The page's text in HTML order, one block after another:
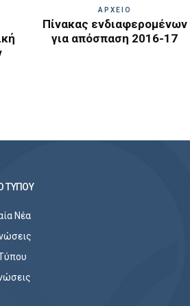
ΑΡΧΕΙΟ
Πίνακας ενδιαφερομένων
για απόσπαση 2016-17
ΤΥΠΟΥ
Νέα